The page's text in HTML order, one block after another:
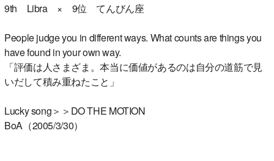
9th Libra × 9位 てんびん座
People judge you in different ways. What counts are things you
have found in your own way.
「評価は人さまざま。本当に価値があるのは自分の道筋で見
いだして積み重ねたこと」
Lucky song＞＞DO THE MOTION
BoA（2005/3/30）